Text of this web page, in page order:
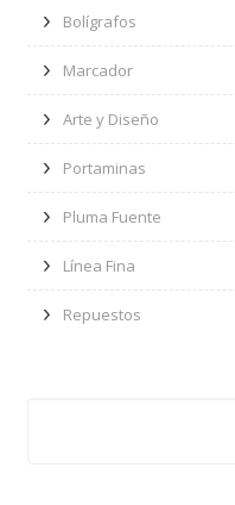
Bolígrafos
Marcador
Arte y Diseño
Portaminas
Pluma Fuente
Línea Fina
Repuestos